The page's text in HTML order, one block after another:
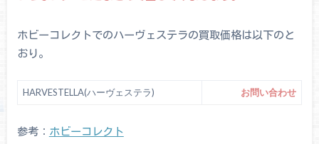
ホビーコレクトでのハーヴェステラの買取価格は以下のと
おり。
HARVESTELLA(ハーヴェステラ) お問い合わせ
参考： ホビーコレクト